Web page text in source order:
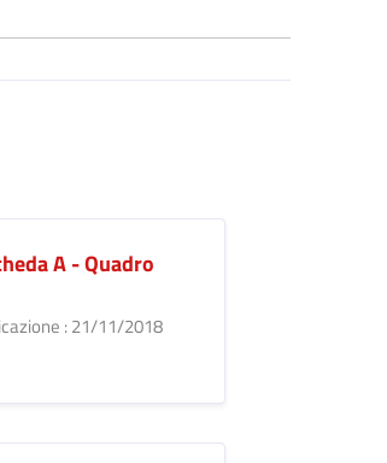
A - Quadro
: 21/11/2018